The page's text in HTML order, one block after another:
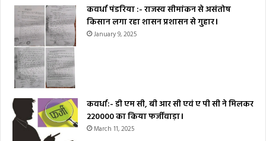
कवर्धा पंडरिया :- राजस्व सीमांकन से असंतोष
किसान लगा रहा शासन प्रशासन से गुहार।
January 9, 2025
कवर्धा:- डी एम सी, बी आर सी एवं ए पी सी ने मिलकर
₹220000 का किया फर्जीवाड़ा।
March 11, 2025